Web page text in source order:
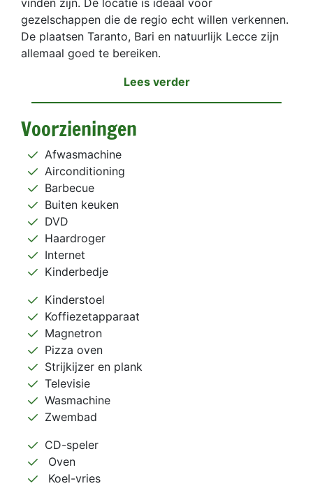
vinden zijn. De locatie is ideaal voor
gezelschappen die de regio echt willen verkennen.
De plaatsen Taranto, Bari en natuurlijk Lecce zijn
allemaal goed te bereiken.
Lees verder
Voorzieningen
Afwasmachine
Airconditioning
Barbecue
Buiten keuken
DVD
Haardroger
Internet
Kinderbedje
Kinderstoel
Koffiezetapparaat
Magnetron
Pizza oven
Strijkijzer en plank
Televisie
Wasmachine
Zwembad
CD-speler
Oven
Koel-vries